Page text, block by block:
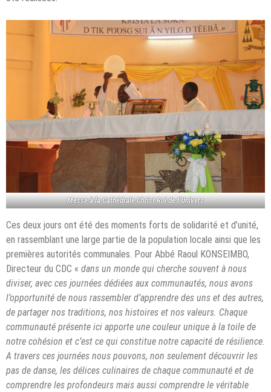
Messe à la Cathédrale Christ Roi de l’Univers
Ces deux jours ont été des moments forts de solidarité et d’unité,
en rassemblant une large partie de la population locale ainsi que les
premières autorités communales. Pour Abbé Raoul KONSEIMBO,
Directeur du CDC « dans un monde qui cherche souvent à nous
diviser, avec ces journées dédiées aux communautés, nous avons
l’opportunité de nous rassembler d’apprendre des uns et des autres,
de partager nos traditions, nos histoires et nos valeurs. Chaque
communauté présente ici apporte une couleur unique à la toile de
notre cohésion et c’est ce qui constitue notre capacité de résilience.
A travers ces journées nous pouvons, non seulement découvrir les
pas de danse, les délices culinaires de chaque communauté et de
comprendre les profondeurs mais aussi comprendre le véritable